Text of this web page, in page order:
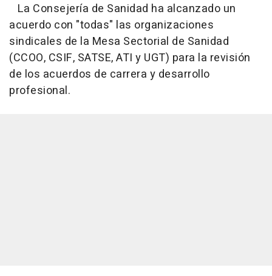
La Consejería de Sanidad ha alcanzado un
acuerdo con "todas" las organizaciones
sindicales de la Mesa Sectorial de Sanidad
(CCOO, CSIF, SATSE, ATI y UGT) para la revisión
de los acuerdos de carrera y desarrollo
profesional.